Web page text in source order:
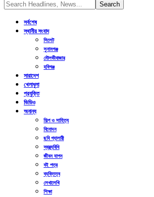
সর্বশেষ
স্থানীয় সংবাদ
সিলেট
সুনামগঞ্জ
মৌলভীবাজার
হবিগঞ্জ
সারাদেশ
খেলাধুলা
প্রযুক্তি
ভিডিও
অনান্য
শিল্প ও সাহিত্য
বিনোদন
ছবি গ্যালারী
স্বস্থ্যবিধি
জীবন যাপন
বই পত্র
ব্যক্তিত্ব
লেখালেখি
শিক্ষা